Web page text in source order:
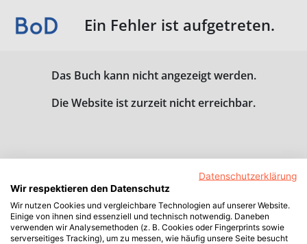
Ein Fehler ist aufgetreten.
Das Buch kann nicht angezeigt werden.
Die Website ist zurzeit nicht erreichbar.
Datenschutzerklärung
Wir respektieren den Datenschutz
Wir nutzen Cookies und vergleichbare Technologien auf unserer Website.
Einige von ihnen sind essenziell und technisch notwendig. Daneben
verwenden wir Analysemethoden (z. B. Cookies oder Fingerprints sowie
serverseitiges Tracking), um zu messen, wie häufig unsere Seite besucht